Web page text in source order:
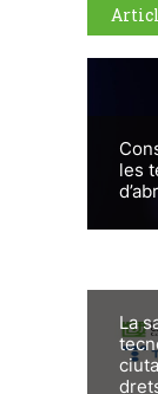
les
La